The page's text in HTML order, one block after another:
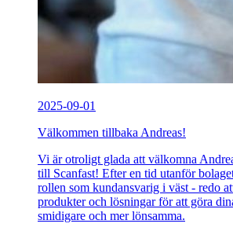
2025-09-01
Välkommen tillbaka Andreas!
Vi är otroligt glada att välkomna
till Scanfast! Efter en tid utanför
rollen som kundansvarig i väst - redo
produkter och lösningar för att göra
smidigare och mer lönsamma.